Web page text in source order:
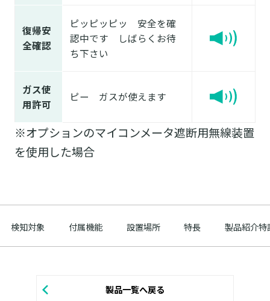
復帰安
全確認
ピッピッピッ 安全を確
認中です しばらくお待
ち下さい
ガス使
用許可
ピー ガスが使えます
※オプションのマイコンメータ遮断用無線装置
を使用した場合
検知対象 付属機能 設置場所 特長 製品紹介特
製品一覧へ戻る